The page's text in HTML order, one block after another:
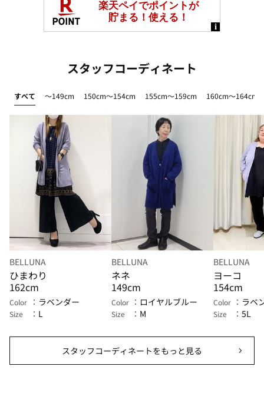
スタッフコーディネート
すべて ～149cm 150cm～154cm 155cm～159cm 160cm～164cm
BELLUNA
ひまわり
162cm
Color ラベンダー
Size L
BELLUNA
ネネ
149cm
Color ロイヤルブルー
Size M
BELLUNA
ヨーコ
154cm
Color ラベ
Size 5L
スタッフコーディネートをもっと見る